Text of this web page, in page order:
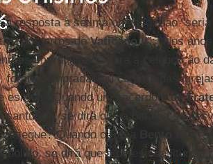
resposta à sétima objeção, não “seria
dos erros doVaticano II”: “Nos
improvisados para a celebração
foram compradas ou construídas
esfriou? Quando um sacerdote da
se dirá que a batalha se
Quando o Papa
Bento XVI
se dirá que a defesa da liturgia